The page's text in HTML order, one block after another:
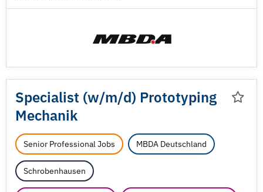
Specialist (w/m/d) Prototyping
Mechanik
Senior Professional Jobs MBDA Deutschland
Schrobenhausen